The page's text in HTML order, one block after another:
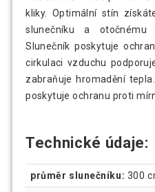
kliky. Optimální stín
slunečníku a
Slunečník poskytuje
cirkulaci vzduchu
zabraňuje hromadění
poskytuje ochranu proti
Technické údaje:
průměr slunečníku: 300